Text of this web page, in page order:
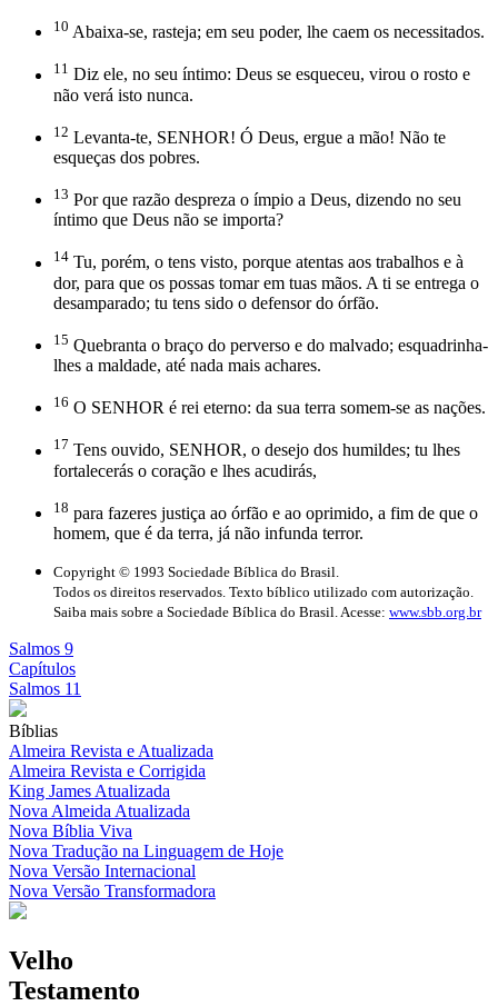
10 Abaixa-se, rasteja; em seu poder, lhe caem os necessitados.
11 Diz ele, no seu íntimo: Deus se esqueceu, virou o rosto e
não verá isto nunca.
12 Levanta-te, SENHOR! Ó Deus, ergue a mão! Não te
esqueças dos pobres.
13 Por que razão despreza o ímpio a Deus, dizendo no seu
íntimo que Deus não se importa?
14 Tu, porém, o tens visto, porque atentas aos trabalhos e à
dor, para que os possas tomar em tuas mãos. A ti se entrega o
desamparado; tu tens sido o defensor do órfão.
15 Quebranta o braço do perverso e do malvado; esquadrinha-
lhes a maldade, até nada mais achares.
16 O SENHOR é rei eterno: da sua terra somem-se as nações.
17 Tens ouvido, SENHOR, o desejo dos humildes; tu lhes
fortalecerás o coração e lhes acudirás,
18 para fazeres justiça ao órfão e ao oprimido, a fim de que o
homem, que é da terra, já não infunda terror.
Copyright © 1993 Sociedade Bíblica do Brasil.
Todos os direitos reservados. Texto bíblico utilizado com autorização.
Saiba mais sobre a Sociedade Bíblica do Brasil. Acesse: www.sbb.org.br
Salmos 9
Capítulos
Salmos 11
Bíblias
Almeira Revista e Atualizada
Almeira Revista e Corrigida
King James Atualizada
Nova Almeida Atualizada
Nova Bíblia Viva
Nova Tradução na Linguagem de Hoje
Nova Versão Internacional
Nova Versão Transformadora
Velho
Testamento